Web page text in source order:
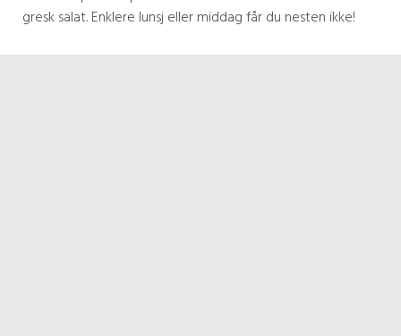
gresk salat. Enklere lunsj eller middag får du nesten ikke!